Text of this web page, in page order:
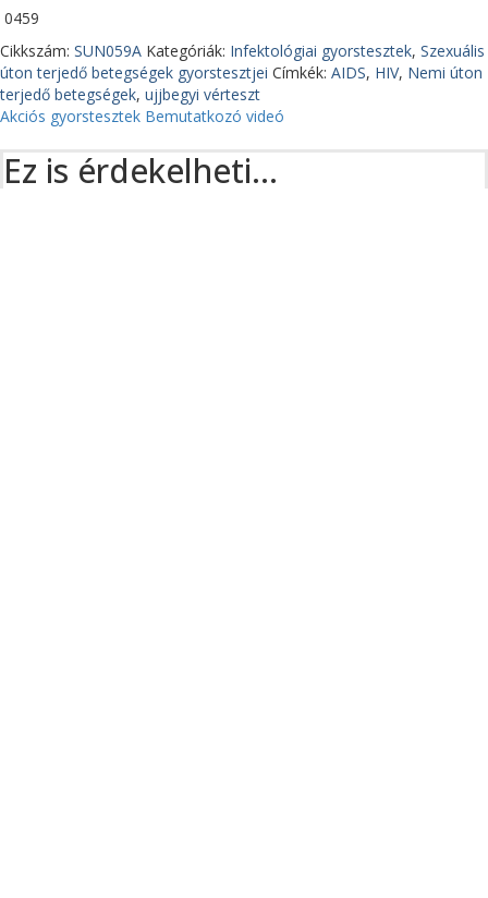
0459
Cikkszám: SUN059A Kategóriák: Infektológiai gyorstesztek, Szexuális
úton terjedő betegségek gyorstesztjei Címkék: AIDS, HIV, Nemi úton
terjedő betegségek, ujjbegyi vérteszt
Akciós gyorstesztek Bemutatkozó videó
Ez is érdekelheti…